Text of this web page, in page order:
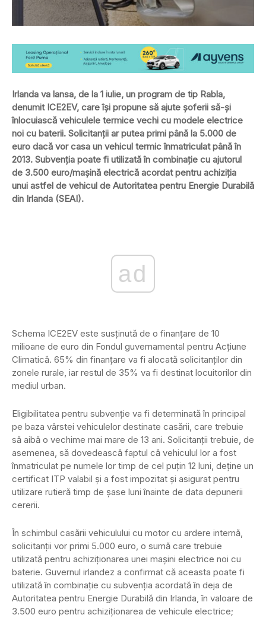
Irlanda va lansa, de la 1 iulie, un program de tip Rabla,
denumit ICE2EV, care își propune să ajute șoferii să-și
înlocuiască vehiculele termice vechi cu modele electrice
noi cu baterii. Solicitanții ar putea primi până la 5.000 de
euro dacă vor casa un vehicul termic înmatriculat până în
2013. Subvenția poate fi utilizată în combinație cu ajutorul
de 3.500 euro/mașină electrică acordat pentru achiziția
unui astfel de vehicul de Autoritatea pentru Energie Durabilă
din Irlanda (SEAI).
ad
Schema ICE2EV este susținută de o finanțare de 10
milioane de euro din Fondul guvernamental pentru Acțiune
Climatică. 65% din finanțare va fi alocată solicitanților din
zonele rurale, iar restul de 35% va fi destinat locuitorilor din
mediul urban.
Eligibilitatea pentru subvenție va fi determinată în principal
pe baza vârstei vehiculelor destinate casării, care trebuie
să aibă o vechime mai mare de 13 ani. Solicitanții trebuie, de
asemenea, să dovedească faptul că vehiculul lor a fost
înmatriculat pe numele lor timp de cel puțin 12 luni, deține un
certificat ITP valabil și a fost impozitat și asigurat pentru
utilizare rutieră timp de șase luni înainte de data depunerii
cererii.
În schimbul casării vehiculului cu motor cu ardere internă,
solicitanții vor primi 5.000 euro, o sumă care trebuie
utilizată pentru achiziționarea unei mașini electrice noi cu
baterie. Guvernul irlandez a confirmat că aceasta poate fi
utilizată în combinație cu subvenția acordată în deja de
Autoritatea pentru Energie Durabilă din Irlanda, în valoare de
3.500 euro pentru achiziționarea de vehicule electrice;